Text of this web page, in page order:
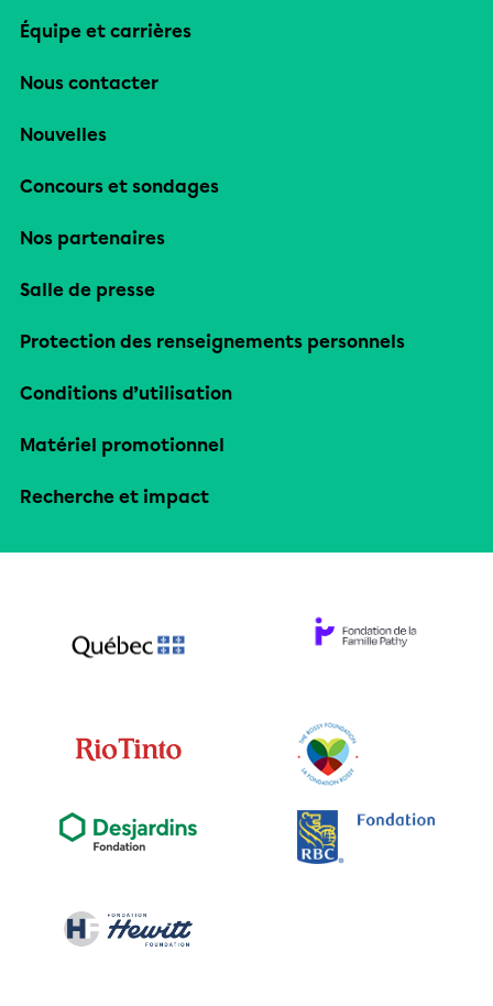
Équipe et carrières
Nous contacter
Nouvelles
Concours et sondages
Nos partenaires
Salle de presse
Protection des renseignements personnels
Conditions d’utilisation
Matériel promotionnel
Recherche et impact